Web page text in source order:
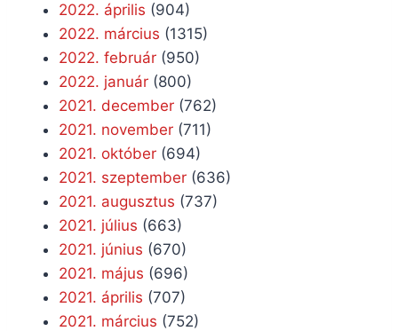
2022. április (904)
2022. március (1315)
2022. február (950)
2022. január (800)
2021. december (762)
2021. november (711)
2021. október (694)
2021. szeptember (636)
2021. augusztus (737)
2021. július (663)
2021. június (670)
2021. május (696)
2021. április (707)
2021. március (752)